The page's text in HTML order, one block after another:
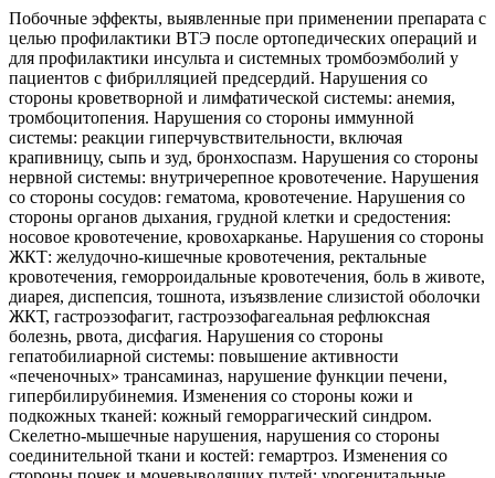
Побочные эффекты, выявленные при применении препарата с
целью профилактики ВТЭ после ортопедических операций и
для профилактики инсульта и системных тромбоэмболий у
пациентов с фибрилляцией предсердий. Нарушения со
стороны кроветворной и лимфатической системы: анемия,
тромбоцитопения. Нарушения со стороны иммунной
системы: реакции гиперчувствительности, включая
крапивницу, сыпь и зуд, бронхоспазм. Нарушения со стороны
нервной системы: внутричерепное кровотечение. Нарушения
со стороны сосудов: гематома, кровотечение. Нарушения со
стороны органов дыхания, грудной клетки и средостения:
носовое кровотечение, кровохарканье. Нарушения со стороны
ЖКТ: желудочно-кишечные кровотечения, ректальные
кровотечения, геморроидальные кровотечения, боль в животе,
диарея, диспепсия, тошнота, изъязвление слизистой оболочки
ЖКТ, гастроэзофагит, гастроэзофагеальная рефлюксная
болезнь, рвота, дисфагия. Нарушения со стороны
гепатобилиарной системы: повышение активности
«печеночных» трансаминаз, нарушение функции печени,
гипербилирубинемия. Изменения со стороны кожи и
подкожных тканей: кожный геморрагический синдром.
Скелетно-мышечные нарушения, нарушения со стороны
соединительной ткани и костей: гемартроз. Изменения со